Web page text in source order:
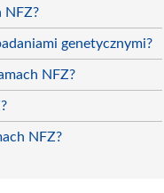
NFZ?
genetycznymi?
NFZ?
NFZ?